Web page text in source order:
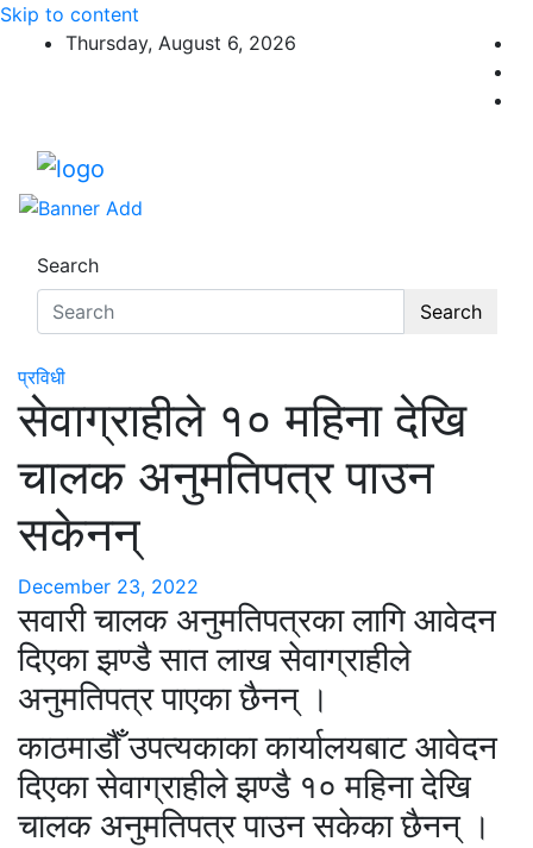
Skip to content
Thursday, August 6, 2026
Search
Search
प्रविधी
सेवाग्राहीले १० महिना देखि
चालक अनुमतिपत्र पाउन
सकेनन्
December 23, 2022
सवारी चालक अनुमतिपत्रका लागि आवेदन
दिएका झण्डै सात लाख सेवाग्राहीले
अनुमतिपत्र पाएका छैनन् ।
काठमाडौँ उपत्यकाका कार्यालयबाट आवेदन
दिएका सेवाग्राहीले झण्डै १० महिना देखि
चालक अनुमतिपत्र पाउन सकेका छैनन् ।